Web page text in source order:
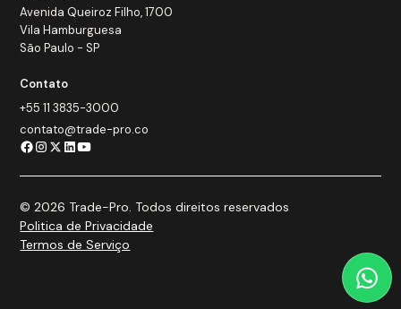
Avenida Queiroz Filho, 1700
Vila Hamburguesa
São Paulo - SP
Contato
+55 11 3835-3000
contato@trade-pro.co
© 2026 Trade-Pro. Todos direitos reservados
Politica de Privacidade
Termos de Serviço